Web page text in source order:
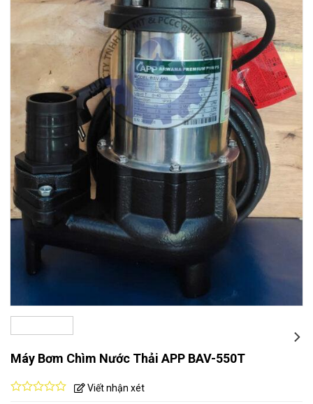
Máy Bơm Chìm Nước Thải APP BAV-550T
Viết nhận xét